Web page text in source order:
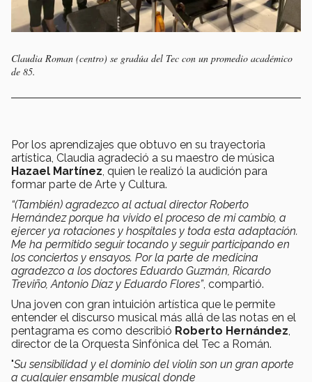
Claudia Roman (centro) se gradúa del Tec con un promedio académico
de 85.
Por los aprendizajes que obtuvo en su trayectoria
artística, Claudia agradeció a su maestro de música
Hazael Martínez, quien le realizó la audición para
formar parte de Arte y Cultura.
“(También) agradezco al actual director Roberto
Hernández porque ha vivido el proceso de mi cambio, a
ejercer ya rotaciones y hospitales y toda esta adaptación.
Me ha permitido seguir tocando y seguir participando en
los conciertos y ensayos. Por la parte de medicina
agradezco a los doctores Eduardo Guzmán, Ricardo
Treviño, Antonio Díaz y Eduardo Flores”, compartió.
Una joven con gran intuición artística que le permite
entender el discurso musical más allá de las notas en el
pentagrama es como describió Roberto Hernández,
director de la Orquesta Sinfónica del Tec a Román.
"Su sensibilidad y el dominio del violín son un gran aporte
a cualquier ensamble musical donde